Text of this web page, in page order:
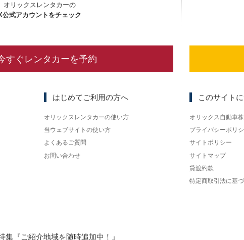
オリックスレンタカーの
公式アカウントをチェック
すぐレンタカーを予約
はじめてご利用の方へ
オリックスレンタカーの使い方
当ウェブサイトの使い方
よくあるご質問
お問い合わせ
このサイト
オリックス自動車
プライバシーポリ
サイトポリシー
サイトマップ
貸渡約款
特定商取引法に基
集 『ご紹介地域を随時追加中！』